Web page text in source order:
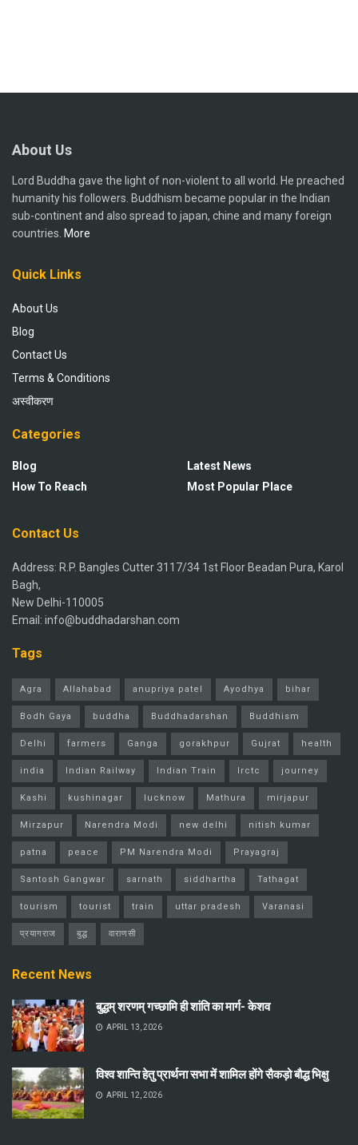
About Us
Lord Buddha gave the light of non-violent to all world. He preached
humanity his followers. Buddhism became popular in the Indian
sub-continent and also spread to japan, chine and many foreign
countries. More
Quick Links
About Us
Blog
Contact Us
Terms & Conditions
अस्वीकरण
Categories
Blog
How To Reach
Latest News
Most Popular Place
Contact Us
Address: R.P. Bangles Cutter 3117/34 1st Floor Beadan Pura, Karol
Bagh,
New Delhi-110005
Email: info@buddhadarshan.com
Tags
Agra Allahabad anupriya patel Ayodhya bihar
Bodh Gaya buddha Buddhadarshan Buddhism
Delhi farmers Ganga gorakhpur Gujrat health
india Indian Railway Indian Train Irctc journey
Kashi kushinagar lucknow Mathura mirjapur
Mirzapur Narendra Modi new delhi nitish kumar
patna peace PM Narendra Modi Prayagraj
Santosh Gangwar sarnath siddhartha Tathagat
tourism tourist train uttar pradesh Varanasi
प्रयागराज बुद्ध वाराणसी
Recent News
बुद्धम् शरणम् गच्छामि ही शांति का मार्ग- केशव
APRIL 13, 2026
विश्व शान्ति हेतु प्रार्थना सभा में शामिल होंगे सैकड़ो बौद्ध भिक्षु
APRIL 12, 2026